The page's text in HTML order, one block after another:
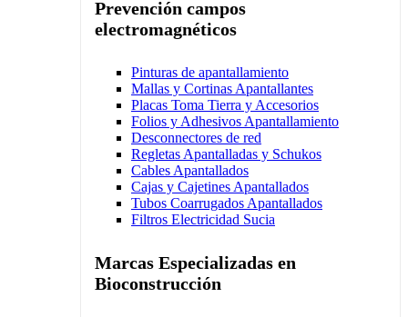
Prevención campos
electromagnéticos
Pinturas de apantallamiento
Mallas y Cortinas Apantallantes
Placas Toma Tierra y Accesorios
Folios y Adhesivos Apantallamiento
Desconnectores de red
Regletas Apantalladas y Schukos
Cables Apantallados
Cajas y Cajetines Apantallados
Tubos Coarrugados Apantallados
Filtros Electricidad Sucia
Marcas Especializadas en
Bioconstrucción